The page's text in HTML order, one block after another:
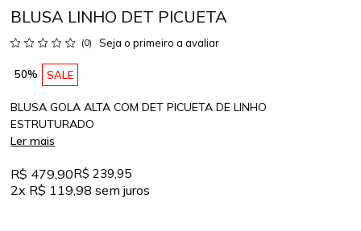
BLUSA LINHO DET PICUETA
(0) Seja o primeiro a avaliar
50% SALE
BLUSA GOLA ALTA COM DET PICUETA DE LINHO
ESTRUTURADO
Ler mais
R$ 479,90R$ 239,95
2x R$ 119,98sem juros